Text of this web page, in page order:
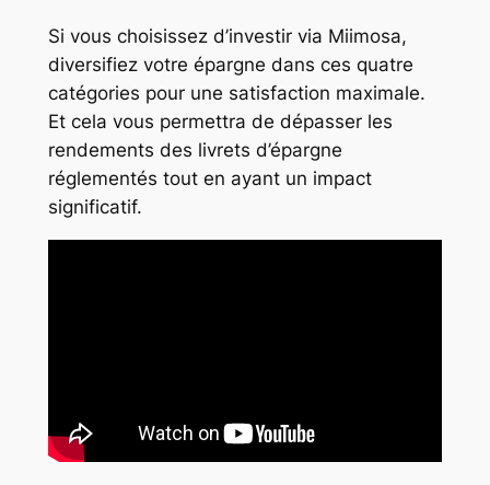
Si vous choisissez d’investir via Miimosa,
diversifiez votre épargne dans ces quatre
catégories pour une satisfaction maximale.
Et cela vous permettra de dépasser les
rendements des livrets d’épargne
réglementés tout en ayant un impact
significatif.